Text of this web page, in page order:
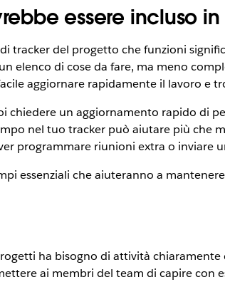
essere incluso
tracker del progetto che funzioni
elenco di cose da fare, ma meno
aggiornare rapidamente il lavoro e
chiedere un aggiornamento rapido di
nel tuo tracker può aiutare più che
programmare riunioni extra o inviare
essenziali che aiuteranno a
ha bisogno di attività
ai membri del team di capire con